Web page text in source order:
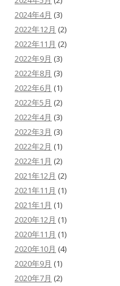
2024年4月 (3)
2022年12月 (2)
2022年11月 (2)
2022年9月 (3)
2022年8月 (3)
2022年6月 (1)
2022年5月 (2)
2022年4月 (3)
2022年3月 (3)
2022年2月 (1)
2022年1月 (2)
2021年12月 (2)
2021年11月 (1)
2021年1月 (1)
2020年12月 (1)
2020年11月 (1)
2020年10月 (4)
2020年9月 (1)
2020年7月 (2)